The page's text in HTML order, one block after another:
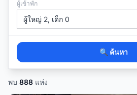
ผู้เข้าพัก
🔍 ค้นหา
พบ 888 แห่ง